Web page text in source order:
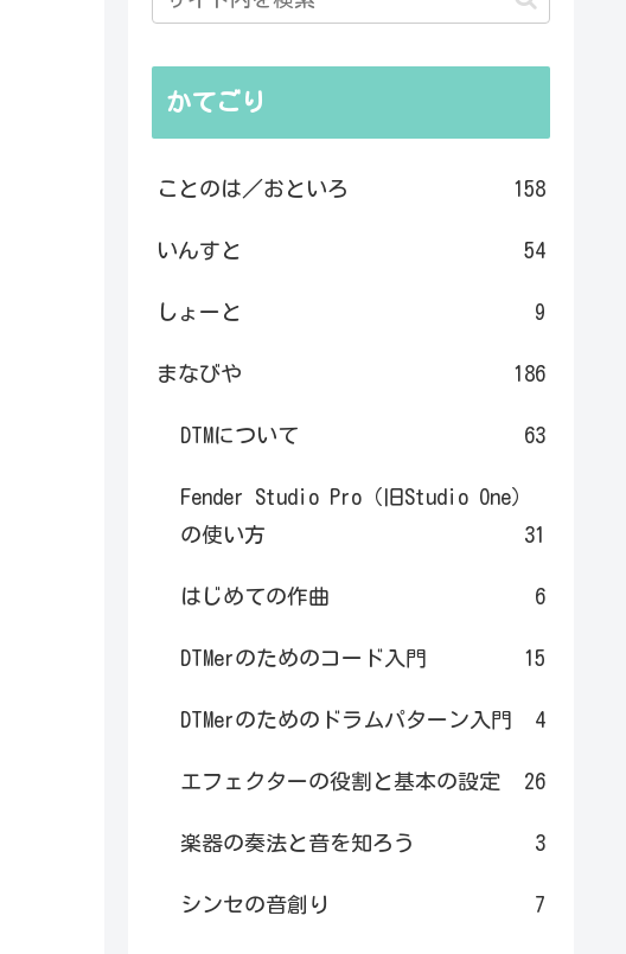
かてごり
ことのは／おといろ 158
いんすと 54
しょーと 9
まなびや 186
DTMについて 63
Fender Studio Pro（旧Studio One）
の使い方
31
はじめての作曲 6
DTMerのためのコード入門 15
DTMerのためのドラムパターン入門 4
エフェクターの役割と基本の設定 26
楽器の奏法と音を知ろう 3
シンセの音創り 7